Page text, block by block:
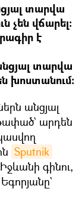
տարվա
չեն վճարել։
է
տարվա
խոստանում։
անցյալ
արդեն
Sputnik
գինու,